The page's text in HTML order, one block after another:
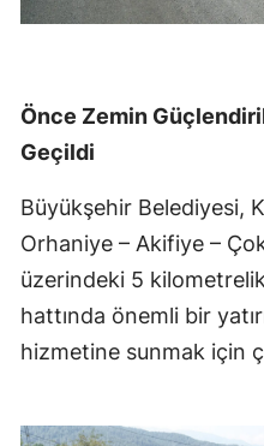
Önce Zemin
Geçildi
Büyükşehir Belediyesi,
Orhaniye – Akifiye –
üzerindeki 5
hattında önemli bir
hizmetine sunmak için